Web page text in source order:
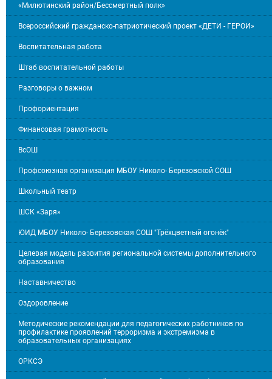
«Милютинский район/Бессмертный полк»
Всероссийский гражданско-патриотический проект «ДЕТИ - ГЕРОИ»
Воспитательная работа
Штаб воспитательной работы
Разговоры о важном
Профориентация
Финансовая грамотность
ВсОШ
Профсоюзная организация МБОУ Николо- Березовской СОШ
Школьный театр
ШСК «Заря»
ЮИД МБОУ Николо- Березовская СОШ "Трёхцветный огонёк"
Целевая модель развития региональной системы дополнительного
образования
Наставничество
Оздоровление
Методические рекомендации для педагогических работников по
профилактике проявлений терроризма и экстремизма в
образовательных организациях
ОРКСЭ